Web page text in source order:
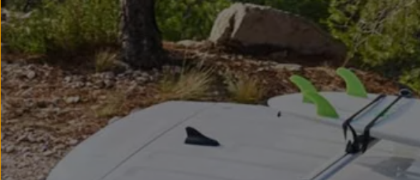
Pomoc w razie wypadku i awarii
Serwis i części na raty
Pakiet przeglądów dla Twojego Volkswagena
Badanie satysfakcji klienta – oceń nasz serwis i salony
Ubezpieczenie opon
Akcesoria
Sklep online akcesoriów
Koła zimowe
Personalizacja
Urządzenia ładujące
Ochrona i pielęgnacja
Akcesoria do poszczególnych modeli